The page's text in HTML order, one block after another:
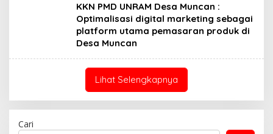
KKN PMD UNRAM Desa Muncan :
Optimalisasi digital marketing sebagai
platform utama pemasaran produk di
Desa Muncan
Lihat Selengkapnya
Cari